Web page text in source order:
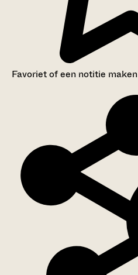
Favoriet of een notitie maken